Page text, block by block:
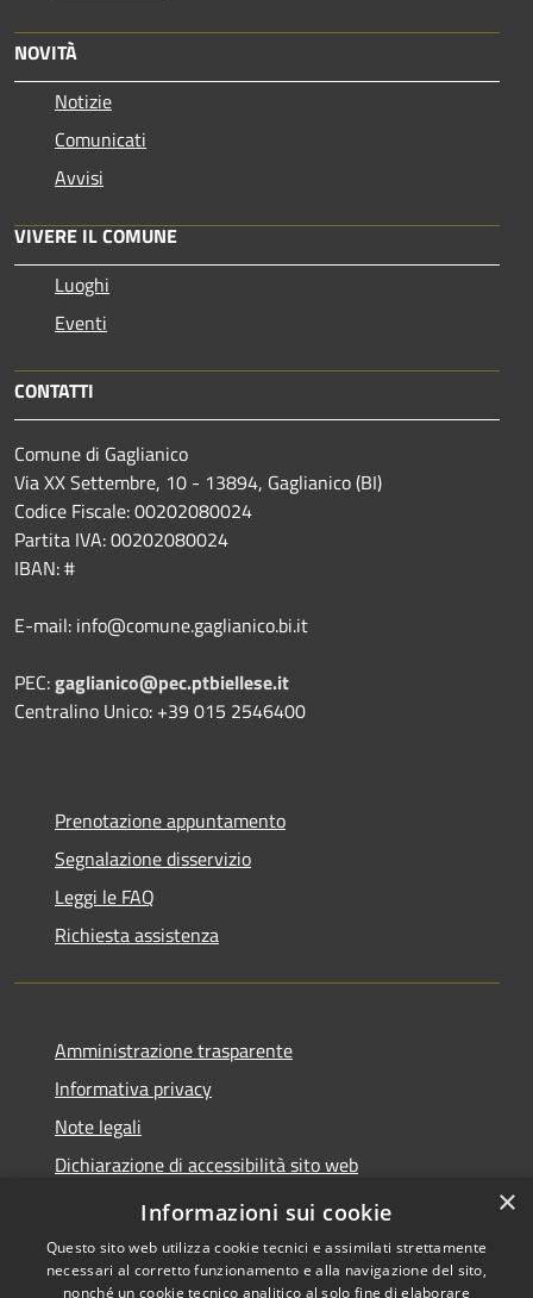
NOVITÀ
Notizie
Comunicati
Avvisi
VIVERE IL COMUNE
Luoghi
Eventi
CONTATTI
Comune di Gaglianico
Via XX Settembre, 10 - 13894, Gaglianico (BI)
Codice Fiscale: 00202080024
Partita IVA: 00202080024
IBAN: #
E-mail: info@comune.gaglianico.bi.it
PEC:gaglianico@pec.ptbiellese.it
Centralino Unico: +39 015 2546400
Prenotazione appuntamento
Segnalazione disservizio
Leggi le FAQ
Richiesta assistenza
Amministrazione trasparente
Informativa privacy
Note legali
Dichiarazione di accessibilità sito web
WhistleblowingPA
×
Informazioni sui cookie
Questo sito web utilizza cookie tecnici e assimilati strettamente
necessari al corretto funzionamento e alla navigazione del sito,
nonché un cookie tecnico analitico al solo fine di elaborare